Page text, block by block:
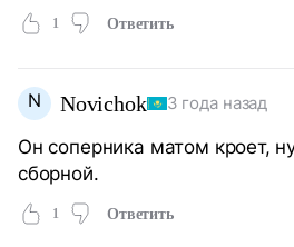
1 Ответить
N Novichok 3 года назад
Он соперника матом кроет,
сборной.
1 Ответить